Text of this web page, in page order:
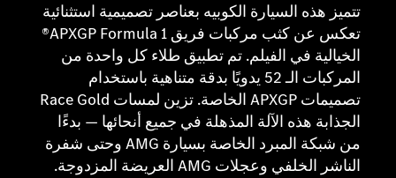
تتميز هذه السيارة الكوبيه بعناصر تصميمية استثنائية
تعكس عن كثب مركبات فريق APXGP Formula 1®
الخيالية في الفيلم. تم تطبيق طلاء كل واحدة من
المركبات الـ 52 يدويًا بدقة متناهية باستخدام
تصميمات APXGP الخاصة. تزين لمسات Race Gold
الجذابة هذه الآلة المذهلة في جميع أنحائها — بدءًا
من شبكة المبرد الخاصة بسيارة AMG وحتى شفرة
الناشر الخلفي وعجلات AMG العريضة المزدوجة.